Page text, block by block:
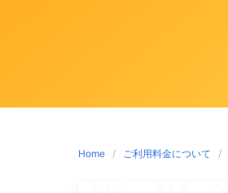
Home ご利用料金について